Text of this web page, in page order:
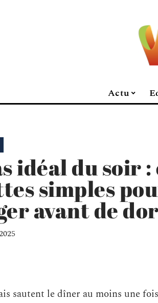
Actu
idéal du soir
simples
avant de
sautent le dîner au moins une